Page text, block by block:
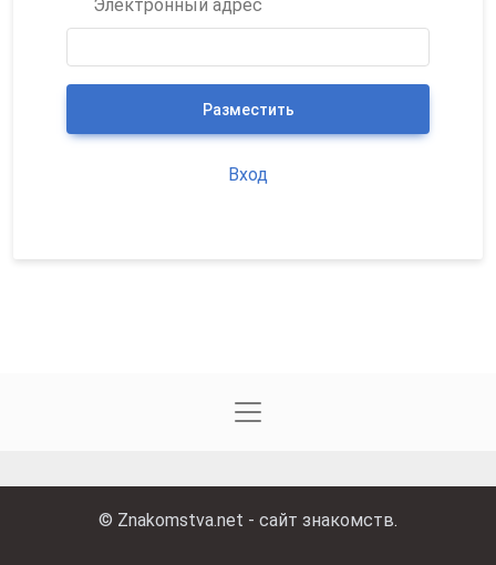
Электронный адрес
Разместить
Вход
© Znakomstva.net - сайт знакомств.